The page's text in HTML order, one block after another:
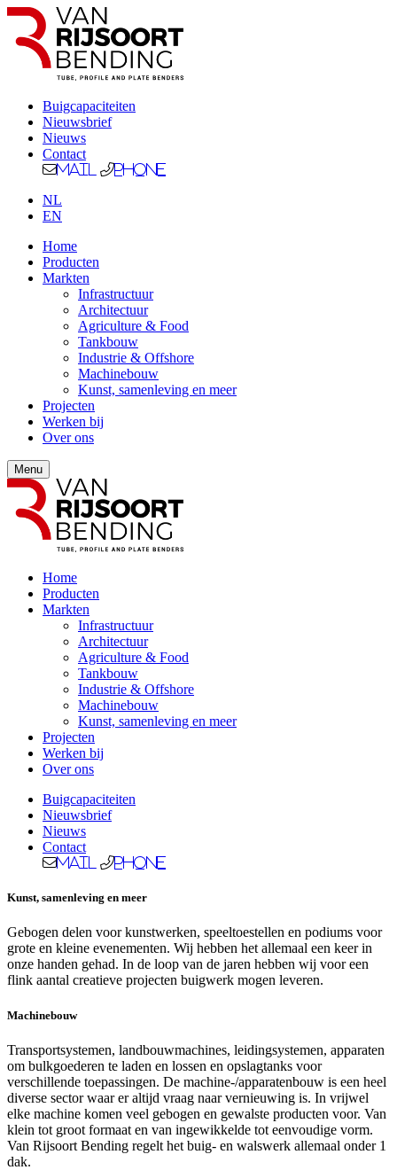
Buigcapaciteiten
Nieuwsbrief
Nieuws
Contact
Mail Phone
NL
EN
Home
Producten
Markten
Infrastructuur
Architectuur
Agriculture & Food
Tankbouw
Industrie & Offshore
Machinebouw
Kunst, samenleving en meer
Projecten
Werken bij
Over ons
Menu
Home
Producten
Markten
Infrastructuur
Architectuur
Agriculture & Food
Tankbouw
Industrie & Offshore
Machinebouw
Kunst, samenleving en meer
Projecten
Werken bij
Over ons
Buigcapaciteiten
Nieuwsbrief
Nieuws
Contact
Mail Phone
Kunst, samenleving en meer
Gebogen delen voor kunstwerken, speeltoestellen en podiums voor
grote en kleine evenementen. Wij hebben het allemaal een keer in
onze handen gehad. In de loop van de jaren hebben wij voor een
flink aantal creatieve projecten buigwerk mogen leveren.
Machinebouw
Transportsystemen, landbouwmachines, leidingsystemen, apparaten
om bulkgoederen te laden en lossen en opslagtanks voor
verschillende toepassingen. De machine-/apparatenbouw is een heel
diverse sector waar er altijd vraag naar vernieuwing is. In vrijwel
elke machine komen veel gebogen en gewalste producten voor. Van
klein tot groot formaat en van ingewikkelde tot eenvoudige vorm.
Van Rijsoort Bending regelt het buig- en walswerk allemaal onder 1
dak.